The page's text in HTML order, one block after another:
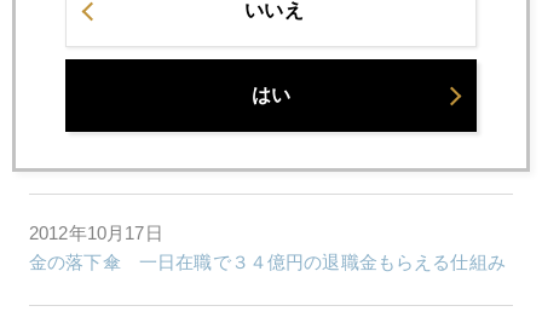
2012年10月19日
2012年10月17日
金の落下傘 一日在職で３４億円の退職金もらえる仕組み
いいえ
はい